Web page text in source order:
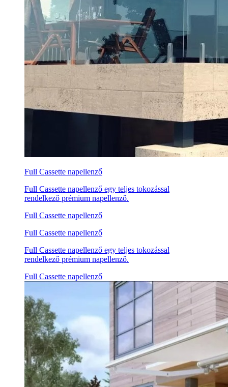
Full Cassette napellenző
Full Cassette napellenző egy teljes tokozással
rendelkező prémium napellenző.
Full Cassette napellenző
Full Cassette napellenző
Full Cassette napellenző egy teljes tokozással
rendelkező prémium napellenző.
Full Cassette napellenző